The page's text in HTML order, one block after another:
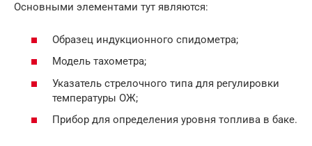
Основными элементами тут являются:
Образец индукционного спидометра;
Модель тахометра;
Указатель стрелочного типа для регулировки
температуры ОЖ;
Прибор для определения уровня топлива в баке.